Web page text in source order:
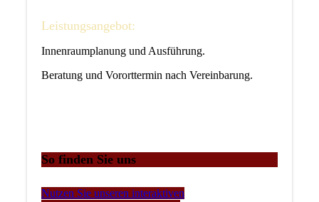
Leistungsangebot:
Innenraumplanung und Ausführung.
Beratung und Vororttermin nach Vereinbarung.
So finden Sie uns
Nutzen Sie unseren interaktiven